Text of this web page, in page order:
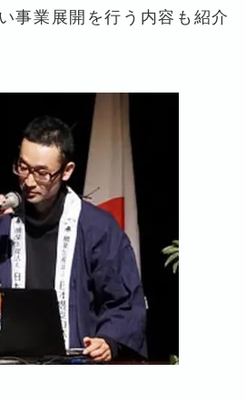
事業展開を行う内容も紹介